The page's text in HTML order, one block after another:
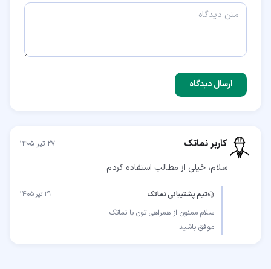
ارسال دیدگاه
کاربر نماتک ۲۷ تیر ۱۴۰۵
سلام، خیلی از مطالب استفاده کردم
تیم پشتیبانی نماتک ۲۹ تیر ۱۴۰۵
موفق باشید